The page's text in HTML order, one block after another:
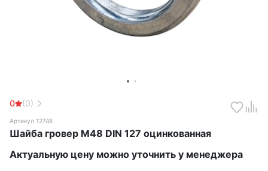
0 (0)
Артикул 12748
Шайба гровер М48 DIN 127 оцинкованная
Актуальную цену можно уточнить у менеджера